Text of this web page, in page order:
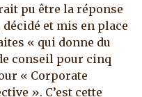
pu être la réponse
décidé et mis en place
« qui donne du
conseil pour cinq
« Corporate
». C’est cette